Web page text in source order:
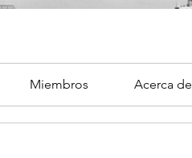
Miembros Acerca de